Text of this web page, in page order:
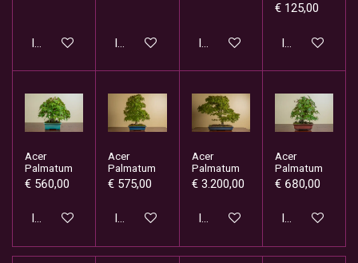
In winkelwagen In winkelwagen In winkelwagen
€ 125,00
In
Acer
Palmatum
€ 560,00
In winkelwagen
Acer
Palmatum
€ 575,00
In winkelwagen
Acer
Palmatum
€ 3.200,00
In winkelwagen
Acer
Palmatum
€ 680,00
In